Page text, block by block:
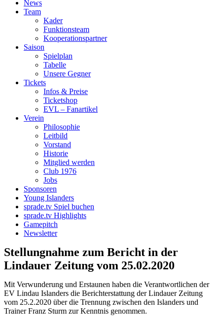
News
Team
Kader
Funktionsteam
Kooperationspartner
Saison
Spielplan
Tabelle
Unsere Gegner
Tickets
Infos & Preise
Ticketshop
EVL – Fanartikel
Verein
Philosophie
Leitbild
Vorstand
Historie
Mitglied werden
Club 1976
Jobs
Sponsoren
Young Islanders
sprade.tv Spiel buchen
sprade.tv Highlights
Gamepitch
Newsletter
Stellungnahme zum Bericht in der
Lindauer Zeitung vom 25.02.2020
Mit Verwunderung und Erstaunen haben die Verantwortlichen der
EV Lindau Islanders die Berichterstattung der Lindauer Zeitung
vom 25.2.2020 über die Trennung zwischen den Islanders und
Trainer Franz Sturm zur Kenntnis genommen.